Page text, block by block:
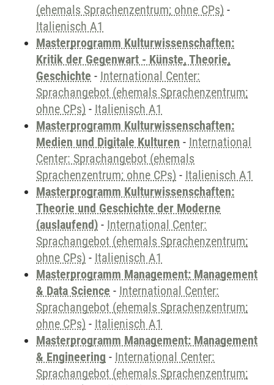
(ehemals Sprachenzentrum; ohne CPs) -
Italienisch A1
Masterprogramm Kulturwissenschaften:
Kritik der Gegenwart - Künste, Theorie,
Geschichte - International Center:
Sprachangebot (ehemals Sprachenzentrum;
ohne CPs) - Italienisch A1
Masterprogramm Kulturwissenschaften:
Medien und Digitale Kulturen - International
Center: Sprachangebot (ehemals
Sprachenzentrum; ohne CPs) - Italienisch A1
Masterprogramm Kulturwissenschaften:
Theorie und Geschichte der Moderne
(auslaufend) - International Center:
Sprachangebot (ehemals Sprachenzentrum;
ohne CPs) - Italienisch A1
Masterprogramm Management: Management
& Data Science - International Center:
Sprachangebot (ehemals Sprachenzentrum;
ohne CPs) - Italienisch A1
Masterprogramm Management: Management
& Engineering - International Center:
Sprachangebot (ehemals Sprachenzentrum;